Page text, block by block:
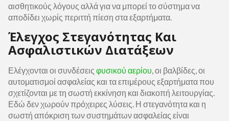
αισθητικούς λόγους αλλά για να μπορεί το σύστημα να
αποδίδει χωρίς περιττή πίεση στα εξαρτήματα.
Έλεγχος Στεγανότητας Και
Ασφαλιστικών Διατάξεων
Ελέγχονται οι συνδέσεις φυσικού αερίου, οι βαλβίδες, οι
αυτοματισμοί ασφαλείας και τα επιμέρους εξαρτήματα που
σχετίζονται με τη σωστή εκκίνηση και διακοπή λειτουργίας.
Εδώ δεν χωρούν πρόχειρες λύσεις. Η στεγανότητα και η
σωστή απόκριση των συστημάτων ασφαλείας είναι